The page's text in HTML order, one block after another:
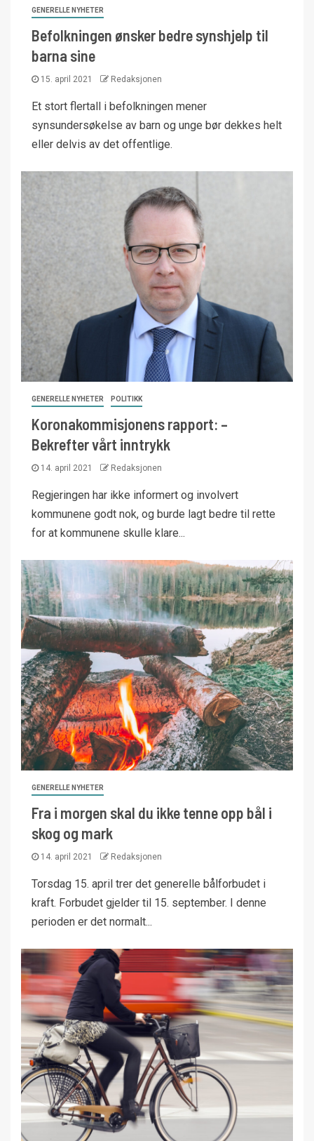
GENERELLE NYHETER
Befolkningen ønsker bedre synshjelp til
barna sine
15. april 2021 Redaksjonen
Et stort flertall i befolkningen mener
synsundersøkelse av barn og unge bør dekkes helt
eller delvis av det offentlige.
GENERELLE NYHETER POLITIKK
Koronakommisjonens rapport: –
Bekrefter vårt inntrykk
14. april 2021 Redaksjonen
Regjeringen har ikke informert og involvert
kommunene godt nok, og burde lagt bedre til rette
for at kommunene skulle klare...
GENERELLE NYHETER
Fra i morgen skal du ikke tenne opp bål i
skog og mark
14. april 2021 Redaksjonen
Torsdag 15. april trer det generelle bålforbudet i
kraft. Forbudet gjelder til 15. september. I denne
perioden er det normalt...